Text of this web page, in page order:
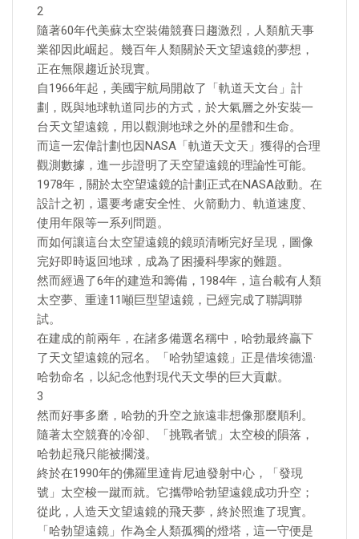
2
隨著60年代美蘇太空裝備競賽日趨激烈，人類航天事
業卻因此崛起。幾百年人類關於天文望遠鏡的夢想，
正在無限趨近於現實。
自1966年起，美國宇航局開啟了「軌道天文台」計
劃，既與地球軌道同步的方式，於大氣層之外安裝一
台天文望遠鏡，用以觀測地球之外的星體和生命。
而這一宏偉計劃也因NASA「軌道天文天」獲得的合理
觀測數據，進一步證明了天空望遠鏡的理論性可能。
1978年，關於太空望遠鏡的計劃正式在NASA啟動。在
設計之初，還要考慮安全性、火箭動力、軌道速度、
使用年限等一系列問題。
而如何讓這台太空望遠鏡的鏡頭清晰完好呈現，圖像
完好即時返回地球，成為了困擾科學家的難題。
然而經過了6年的建造和籌備，1984年，這台載有人類
太空夢、重達11噸巨型望遠鏡，已經完成了聯調聯
試。
在建成的前兩年，在諸多備選名稱中，哈勃最終贏下
了天文望遠鏡的冠名。「哈勃望遠鏡」正是借埃德溫·
哈勃命名，以紀念他對現代天文學的巨大貢獻。
3
然而好事多磨，哈勃的升空之旅遠非想像那麼順利。
隨著太空競賽的冷卻、「挑戰者號」太空梭的隕落，
哈勃起飛只能被擱淺。
終於在1990年的佛羅里達肯尼迪發射中心，「發現
號」太空梭一蹴而就。它攜帶哈勃望遠鏡成功升空；
從此，人造天文望遠鏡的飛天夢，終於照進了現實。
「哈勃望遠鏡」作為全人類孤獨的燈塔，這一守便是